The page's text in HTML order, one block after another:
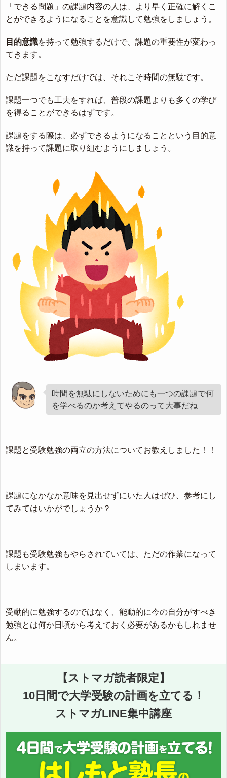
「できる問題」の課題内容の人は、より早く正確に解くこ
とができるようになることを意識して勉強をしましょう。
目的意識を持って勉強するだけで、課題の重要性が変わっ
てきます。
ただ課題をこなすだけでは、それこそ時間の無駄です。
課題一つでも工夫をすれば、普段の課題よりも多くの学び
を得ることができるはずです。
課題をする際は、必ずできるようになることという目的意
識を持って課題に取り組むようにしましょう。
時間を無駄にしないためにも一つの課題で何
を学べるのか考えてやるのって大事だね
課題と受験勉強の両立の方法についてお教えしました！！
課題になかなか意味を見出せずにいた人はぜひ、参考にし
てみてはいかがでしょうか？
課題も受験勉強もやらされていては、ただの作業になって
しまいます。
受動的に勉強するのではなく、能動的に今の自分がすべき
勉強とは何か日頃から考えておく必要があるかもしれませ
ん。
【ストマガ読者限定】
10日間で大学受験の計画を立てる！
ストマガLINE集中講座